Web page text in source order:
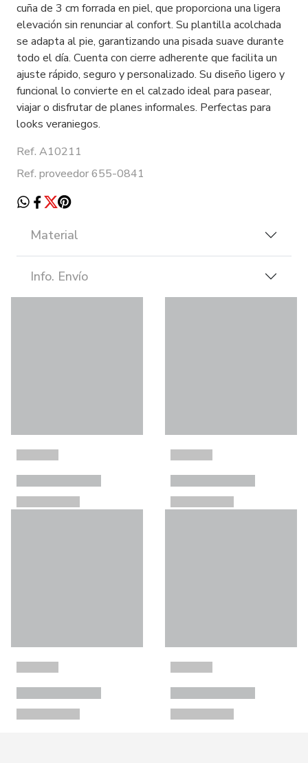
cuña de 3 cm forrada en piel, que proporciona una ligera
elevación sin renunciar al confort. Su plantilla acolchada
se adapta al pie, garantizando una pisada suave durante
todo el día. Cuenta con cierre adherente que facilita un
ajuste rápido, seguro y personalizado. Su diseño ligero y
funcional lo convierte en el calzado ideal para pasear,
viajar o disfrutar de planes informales. Perfectas para
looks veraniegos.
Ref. A10211
Ref. proveedor 655-0841
Material
Info. Envío